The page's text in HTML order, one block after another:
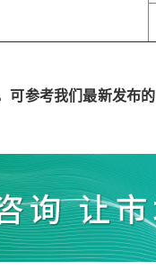
可参考我们最新发布的